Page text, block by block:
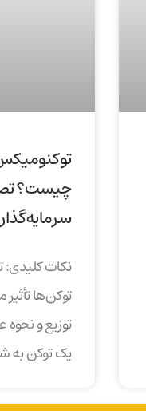
چیست؟
نکات
توکن‌ها تأثیر
توزیع و
یک توکن